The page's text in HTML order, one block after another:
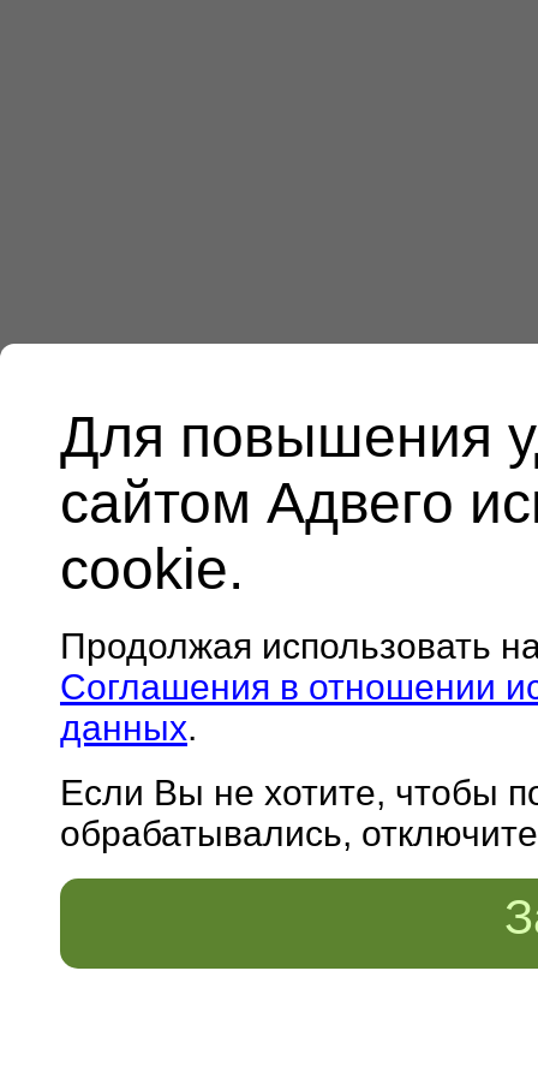
Для повышения
сайтом Адвего
cookie.
Продолжая использовать
Соглашения в отношении
данных.
Если Вы не хотите, чтобы
обрабатывались,